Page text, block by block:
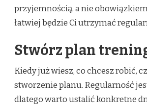
przyjemnością, a nie
łatwiej będzie Ci utrzymać
Stwórz plan
Kiedy już wiesz, co chcesz robić,
stworzenie planu. Regularność
dlatego warto ustalić konkretne